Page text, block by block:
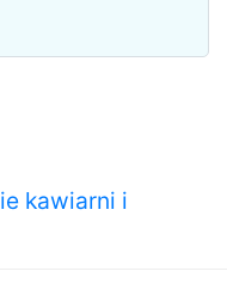
kawiarni i